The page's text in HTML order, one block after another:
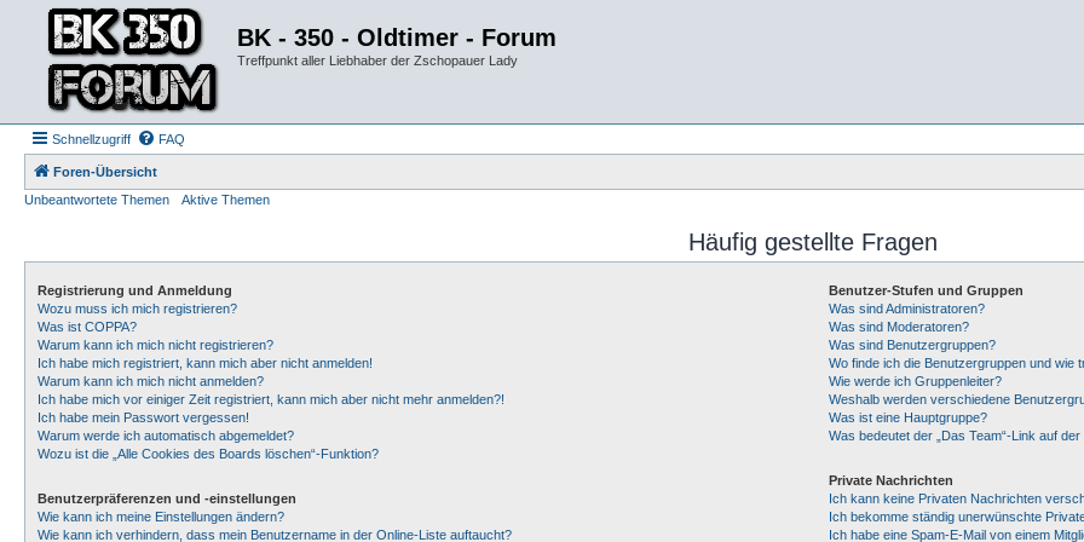
BK - 350 - Oldtimer - Forum
Treffpunkt aller Liebhaber der Zschopauer Lady
Schnellzugriff FAQ
Foren-Übersicht
Unbeantwortete Themen
Aktive Themen
Häufig gestellte Fragen
Registrierung und Anmeldung
Wozu muss ich mich registrieren?
Was ist COPPA?
Warum kann ich mich nicht registrieren?
Ich habe mich registriert, kann mich aber nicht anmelden!
Warum kann ich mich nicht anmelden?
Ich habe mich vor einiger Zeit registriert, kann mich aber nicht mehr anmelden?!
Ich habe mein Passwort vergessen!
Warum werde ich automatisch abgemeldet?
Wozu ist die „Alle Cookies des Boards löschen“-Funktion?
Benutzerpräferenzen und -einstellungen
Wie kann ich meine Einstellungen ändern?
Wie kann ich verhindern, dass mein Benutzername in der Online-Liste auftaucht?
Benutzer-Stufen und Gruppen
Was sind Administratoren?
Was sind Moderatoren?
Was sind Benutzergruppen?
Wo finde ich die Benutzergruppen und wie
Wie werde ich Gruppenleiter?
Weshalb werden verschiedene
Was ist eine Hauptgruppe?
Was bedeutet der „Das Team“-Link auf
Private Nachrichten
Ich kann keine Privaten Nachrichten
Ich bekomme ständig unerwünschte
Ich habe eine Spam-E-Mail von einem